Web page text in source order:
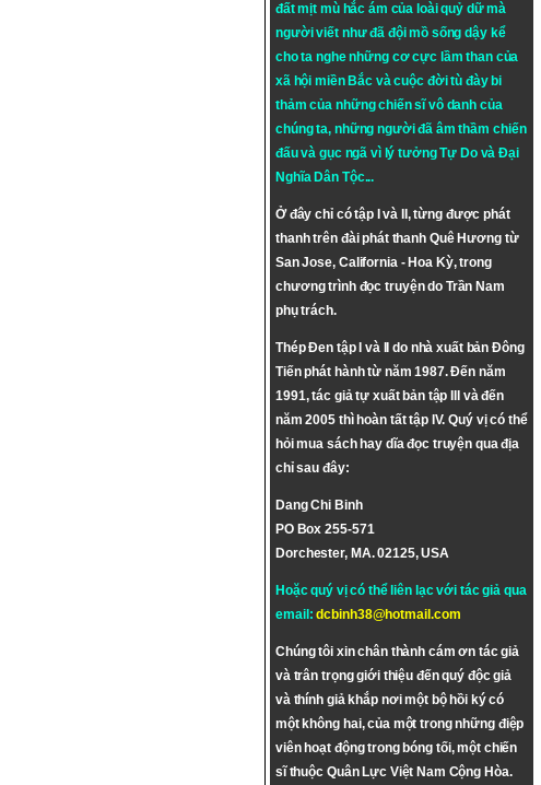
đất mịt mù hắc ám của loài quỷ dữ mà
người viết như đã đội mồ sống dậy kể
cho ta nghe những cơ cực lầm than của
xã hội miền Bắc và cuộc đời tù đày bi
thảm của những chiến sĩ vô danh của
chúng ta, những người đã âm thầm chiến
đấu và gục ngã vì lý tưởngTự DovàĐại
Nghĩa Dân Tộc...
Ở đây chỉ có tập I và II, từng được phát
thanh trên đài phát thanh Quê Hương từ
San Jose, California - Hoa Kỳ, trong
chương trình đọc truyện do Trần Nam
phụ trách.
Thép Đen tập I và II do nhà xuất bản Đông
Tiến phát hành từ năm 1987. Đến năm
1991, tác giả tự xuất bản tập III và đến
năm 2005 thì hoàn tất tập IV. Quý vị có thể
hỏi mua sách hay dĩa đọc truyện qua địa
chỉ sau đây:
Dang Chi Binh
PO Box 255-571
Dorchester, MA. 02125, USA
Hoặc quý vị có thể liên lạc với tác giả qua
email:dcbinh38@hotmail.com
Chúng tôi xin chân thành cám ơn tác giả
và trân trọng giới thiệu đến quý độc giả
và thính giả khắp nơi một bộ hồi ký có
một không hai, của một trong những điệp
viên hoạt động trong bóng tối, một chiến
sĩ thuộc Quân Lực Việt Nam Cộng Hòa.